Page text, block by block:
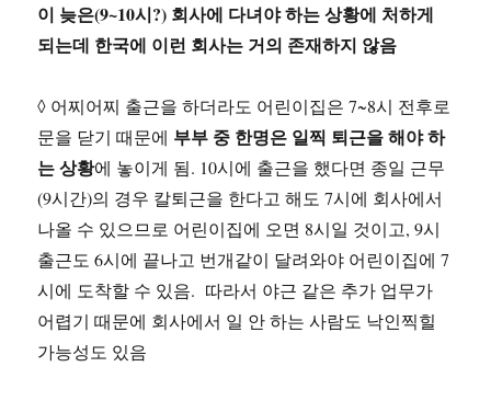
이 늦은(9~10시?) 회사에 다녀야 하는 상황에 처하게
되는데 한국에 이런 회사는 거의 존재하지 않음
◊ 어찌어찌 출근을 하더라도 어린이집은 7~8시 전후로
문을 닫기 때문에 부부 중 한명은 일찍 퇴근을 해야 하
는 상황에 놓이게 됨. 10시에 출근을 했다면 종일 근무
(9시간)의 경우 칼퇴근을 한다고 해도 7시에 회사에서
나올 수 있으므로 어린이집에 오면 8시일 것이고, 9시
출근도 6시에 끝나고 번개같이 달려와야 어린이집에 7
시에 도착할 수 있음. 따라서 야근 같은 추가 업무가
어렵기 때문에 회사에서 일 안 하는 사람도 낙인찍힐
가능성도 있음